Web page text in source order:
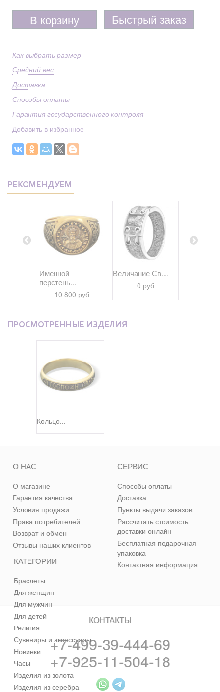
В корзину Быстрый заказ
Как выбрать размер
Средний вес
Доставка
Способы оплаты
Гарантия государственного контроля
Добавить в избранное
РЕКОМЕНДУЕМ
Именной
перстень...
10 800 руб
Величание Св....
0 руб
ПРОСМОТРЕННЫЕ ИЗДЕЛИЯ
Кольцо...
КАТЕГОРИИ
Браслеты
Для женщин
Для мужчин
Для детей
Религия
Сувениры и аксессуары
Новинки
Часы
Изделия из золота
Изделия из серебра
О НАС
О магазине
Гарантия качества
Условия продажи
Права потребителей
Возврат и обмен
Отзывы наших клиентов
СЕРВИС
Способы оплаты
Доставка
Пункты выдачи заказов
Рассчитать стоимость
доставки онлайн
Бесплатная подарочная
упаковка
Контактная информация
КОНТАКТЫ
+7-499-39-444-69
+7-925-11-504-18